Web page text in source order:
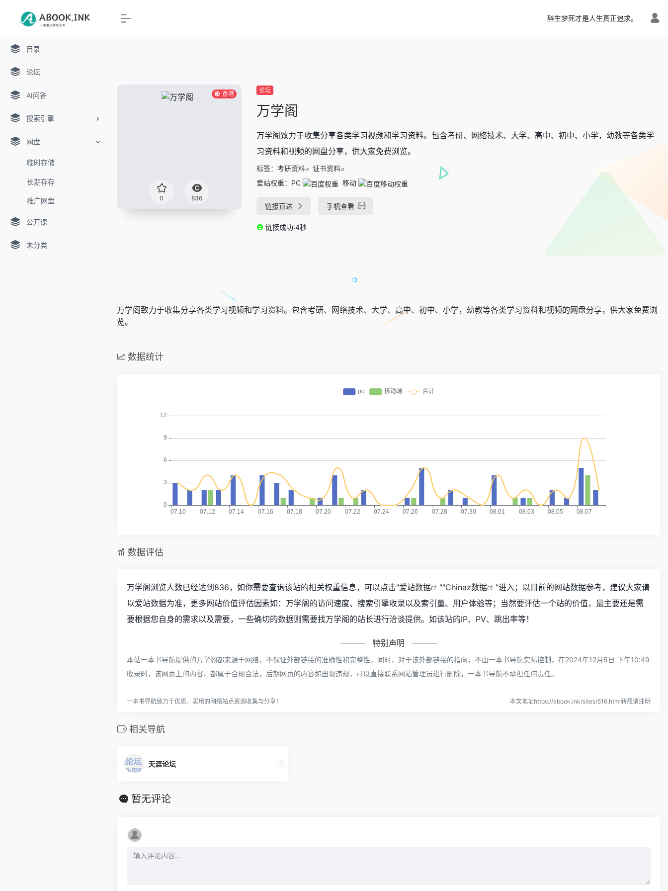
目录
论坛
AI问答
搜索引擎
网盘
临时存储
长期存存
推广网盘
公开课
未分类
醉生梦死才是人生真正追求。
香港
0 836
论坛
万学阁
万学阁致力于收集分享各类学习视频和学习资料。包含考研、网络技术、大学、高中、初中、小学，幼教等各类学
习资料和视频的网盘分享，供大家免费浏览。
标签： 考研资料
证书资料
爱站权重： PC 移动
链接直达 手机查看
链接成功:4秒
万学阁致力于收集分享各类学习视频和学习资料。包含考研、网络技术、大学、高中、初中、小学，幼教等各类学习资料和视频的网盘分享，供大家免费浏
览。
数据统计
数据评估
万学阁浏览人数已经达到836，如你需要查询该站的相关权重信息，可以点击"爱站数据 ""Chinaz数据
"进入；以目前的网站数据参考，建议大家请
以爱站数据为准，更多网站价值评估因素如：万学阁的访问速度、搜索引擎收录以及索引量、用户体验等；当然要评估一个站的价值，最主要还是需
要根据您自身的需求以及需要，一些确切的数据则需要找万学阁的站长进行洽谈提供。如该站的IP、PV、跳出率等！
特别声明
本站一本书导航提供的万学阁都来源于网络，不保证外部链接的准确性和完整性，同时，对于该外部链接的指向，不由一本书导航实际控制，在2024年12月5日 下午10:49
收录时，该网页上的内容，都属于合规合法，后期网页的内容如出现违规，可以直接联系网站管理员进行删除，一本书导航不承担任何责任。
一本书导航致力于优质、实用的网络站点资源收集与分享！ 本文地址https://abook.ink/sites/516.html转载请注明
相关导航
天涯论坛
暂无评论